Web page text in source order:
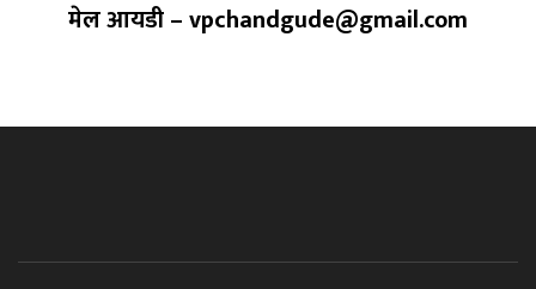
मेल आयडी – vpchandgude@gmail.com